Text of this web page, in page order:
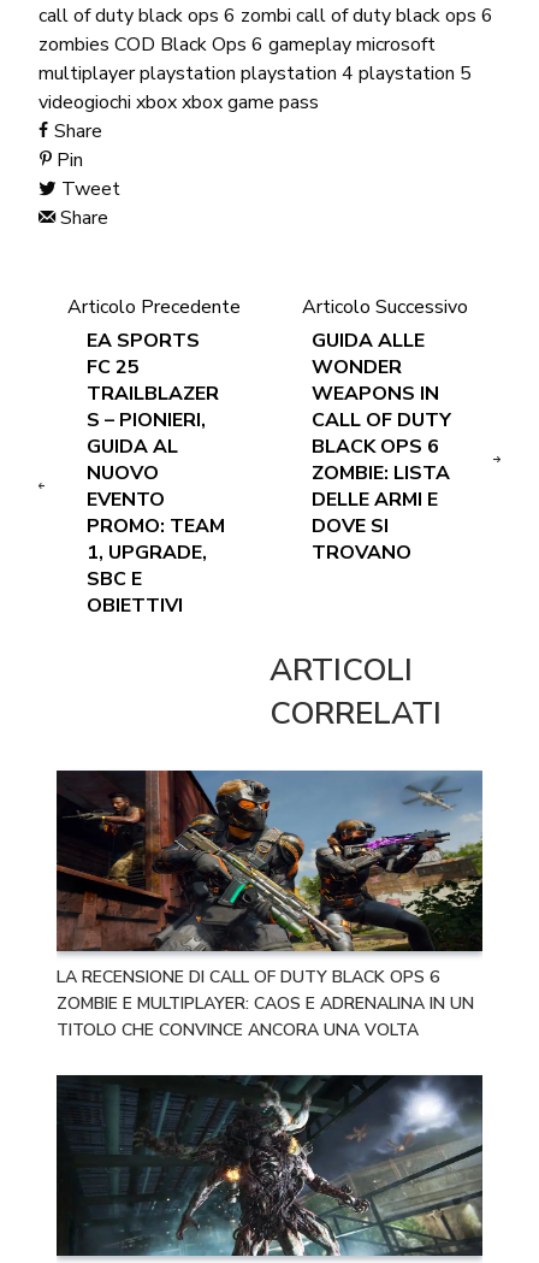
call of duty black ops 6 zombi call of duty black ops 6
zombies COD Black Ops 6 gameplaymicrosoft
multiplayerplaystation playstation 4 playstation 5
videogiochi xboxxbox game pass
Share
Pin
Tweet
Share
Articolo Precedente
EA SPORTS
FC 25
TRAILBLAZER
S – PIONIERI,
GUIDA AL
NUOVO
EVENTO
PROMO: TEAM
1, UPGRADE,
SBC E
OBIETTIVI
Articolo Successivo
GUIDA ALLE
WONDER
WEAPONS IN
CALL OF DUTY
BLACK OPS 6
ZOMBIE: LISTA
DELLE ARMI E
DOVE SI
TROVANO
ARTICOLI
CORRELATI
LA RECENSIONE DI CALL OF DUTY BLACK OPS 6
ZOMBIE E MULTIPLAYER: CAOS E ADRENALINA IN UN
TITOLO CHE CONVINCE ANCORA UNA VOLTA